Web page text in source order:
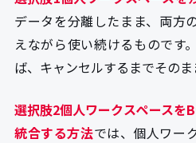
データを分離したまま、両方
えながら使い続けるものです
ば、キャンセルするまでそのま
選択肢2個人ワークスペースを
統合する方法では、個人ワー